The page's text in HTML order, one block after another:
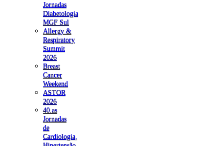
Jornadas
Diabetologia
MGF Sul
Allergy &
Respiratory
Summit
2026
Breast
Cancer
Weekend
ASTOR
2026
40.as
Jornadas
de
Cardiologia,